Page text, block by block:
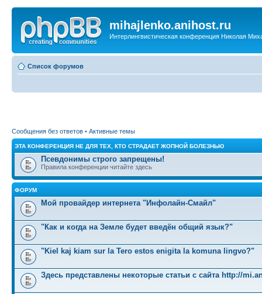
mihajlenko.anihost.ru
Интерлингвистическая конференция Николая
Список форумов
Сообщения без ответов • Активные темы
ЭТА КОНФЕРЕНЦИЯ НЕ ДЛЯ ТЕХ, КТО СТРАДАЕТ ЖОПНОЙ БОЛЕЗНЬЮ
Псевдонимы строго запрещены!
Правила конференции читайте здесь
ФОРУМ
Мой провайдер интернета "Инфолайн-Смайл"
"Как и когда на Земле будет введён общий язык?"
"Kiel kaj kiam sur la Tero estos enigita la komuna lingvo?"
Здесь представлены некоторые статьи с сайта http://